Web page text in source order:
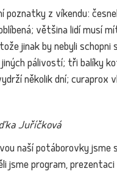
poznatky z víkendu:
většina lidí musí
jinak by nebyli
pálivostí; tři balíky
několik dní; curaprox
Juříčková
naší potáborovky jsme
jsme program,